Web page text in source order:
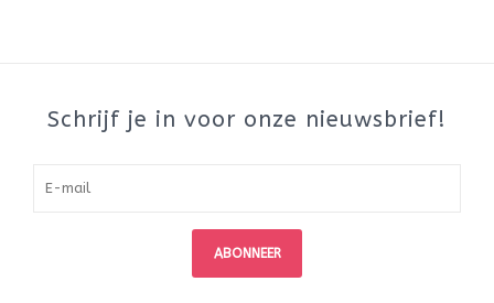
Schrijf je in voor onze nieuwsbrief!
ABONNEER